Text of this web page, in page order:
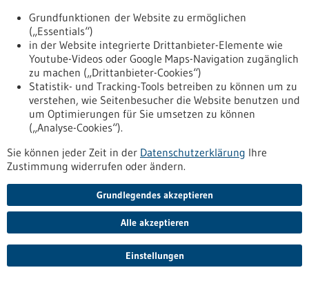
Tag der gewerblichen Schutzrechte 2026
Stuttgart,Informationsveranstaltung
https://www.gesundheitsindustrie-bw.de/veranstaltung/tag-
der-gewerblichen-schutzrechte-2026
Veranstaltung -12.11.2026
Startup Trifft Mittelstand 2026
online,
Meet & Match
https://www.gesundheitsindustrie-
bw.de/veranstaltung/startup-trifft-mittelstand-2026
24.11.2026
smartXhealth Summit
Freiburg,B2B-Fachkonferenz
Grundfunktionen der Website zu ermöglichen
(„Essentials“)
in der Website integrierte Drittanbieter-Elemente wie
Youtube-Videos oder Google Maps-Navigation zugänglich
zu machen („Drittanbieter-Cookies“)
Statistik- und Tracking-Tools betreiben zu können um zu
verstehen, wie Seitenbesucher die Website benutzen und
um Optimierungen für Sie umsetzen zu können
(„Analyse-Cookies“).
Sie können jeder Zeit in der Datenschutzerklärung Ihre
Zustimmung widerrufen oder ändern.
Grundlegendes akzeptieren
Alle akzeptieren
Einstellungen